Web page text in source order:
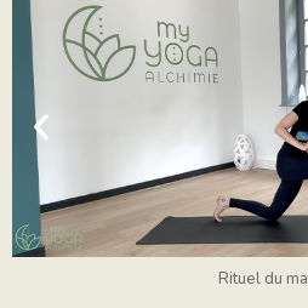
Rituel du